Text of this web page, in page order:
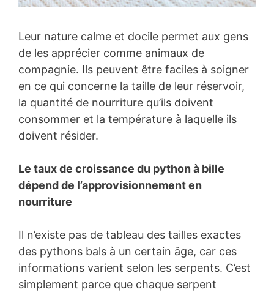
Leur nature calme et docile permet aux gens
de les apprécier comme animaux de
compagnie. Ils peuvent être faciles à soigner
en ce qui concerne la taille de leur réservoir,
la quantité de nourriture qu’ils doivent
consommer et la température à laquelle ils
doivent résider.
Le taux de croissance du python à bille
dépend de l’approvisionnement en
nourriture
Il n’existe pas de tableau des tailles exactes
des pythons bals à un certain âge, car ces
informations varient selon les serpents. C’est
simplement parce que chaque serpent